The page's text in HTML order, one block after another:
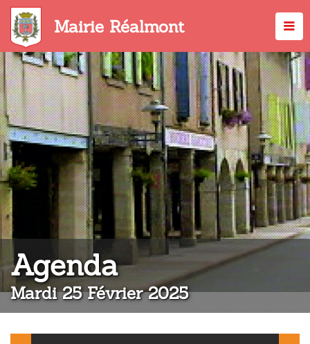
Aller
contenu
principal
Mairie Réalmont
Agenda:
Mardi 25 Février 2025